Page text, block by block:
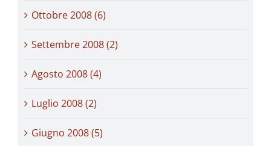
Ottobre 2008 (6)
Settembre 2008 (2)
Agosto 2008 (4)
Luglio 2008 (2)
Giugno 2008 (5)